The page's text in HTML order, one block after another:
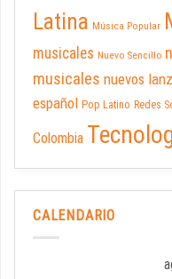
Latina Música Popular
musicales Nuevo Sencillo
musicales nuevos
español Pop Latino Redes
Colombia
CALENDARIO